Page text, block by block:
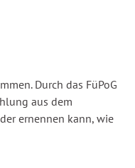
Durch das FüPoG
aus dem
ernennen kann, wie